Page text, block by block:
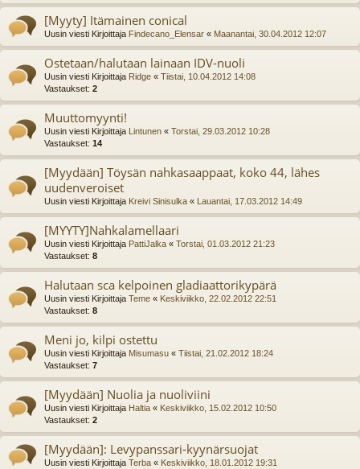
[Myyty] Itämainen conical
Uusin viesti Kirjoittaja Findecano_Elensar « Maanantai, 30.04.2012 12:07
Ostetaan/halutaan lainaan IDV-nuoli
Uusin viesti Kirjoittaja Ridge « Tiistai, 10.04.2012 14:08
Vastaukset: 2
Muuttomyynti!
Uusin viesti Kirjoittaja Lintunen « Torstai, 29.03.2012 10:28
Vastaukset: 14
[Myydään] Töysän nahkasaappaat, koko 44, lähes
uudenveroiset
Uusin viesti Kirjoittaja Kreivi Sinisulka « Lauantai, 17.03.2012 14:49
[MYYTY]Nahkalamellaari
Uusin viesti Kirjoittaja PattiJalka « Torstai, 01.03.2012 21:23
Vastaukset: 8
Halutaan sca kelpoinen gladiaattorikypärä
Uusin viesti Kirjoittaja Teme « Keskiviikko, 22.02.2012 22:51
Vastaukset: 8
Meni jo, kilpi ostettu
Uusin viesti Kirjoittaja Misumasu « Tiistai, 21.02.2012 18:24
Vastaukset: 7
[Myydään] Nuolia ja nuoliviini
Uusin viesti Kirjoittaja Haltia « Keskiviikko, 15.02.2012 10:50
Vastaukset: 2
[Myydään]: Levypanssari-kyynärsuojat
Uusin viesti Kirjoittaja Terba « Keskiviikko, 18.01.2012 19:31